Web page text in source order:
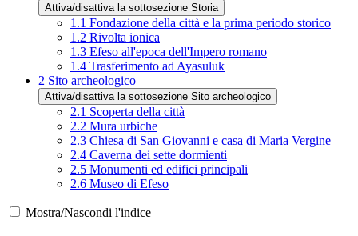
Attiva/disattiva la sottosezione Storia
1.1 Fondazione della città e la prima periodo storico
1.2 Rivolta ionica
1.3 Efeso all'epoca dell'Impero romano
1.4 Trasferimento ad Ayasuluk
2 Sito archeologico
Attiva/disattiva la sottosezione Sito archeologico
2.1 Scoperta della città
2.2 Mura urbiche
2.3 Chiesa di San Giovanni e casa di Maria Vergine
2.4 Caverna dei sette dormienti
2.5 Monumenti ed edifici principali
2.6 Museo di Efeso
Mostra/Nascondi l'indice